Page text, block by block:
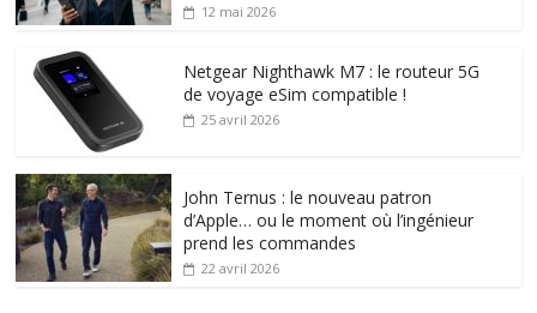
12 mai 2026
Netgear Nighthawk M7 : le routeur 5G
de voyage eSim compatible !
25 avril 2026
John Ternus : le nouveau patron
d’Apple… ou le moment où l’ingénieur
prend les commandes
22 avril 2026